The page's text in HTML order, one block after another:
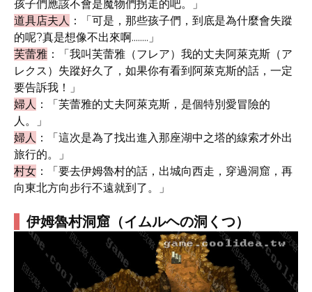
孩子們應該不會是魔物們拐走的吧。」
道具店夫人 ：「可是，那些孩子們，到底是為什麼會失蹤
的呢?真是想像不出來啊........」
芙蕾雅 ：「我叫芙蕾雅（フレア）我的丈夫阿萊克斯（ア
レクス）失蹤好久了，如果你有看到阿萊克斯的話，一定
要告訴我！」
婦人 ：「芙蕾雅的丈夫阿萊克斯，是個特別愛冒險的
人。」
婦人 ：「這次是為了找出進入那座湖中之塔的線索才外出
旅行的。」
村女 ：「要去伊姆魯村的話，出城向西走，穿過洞窟，再
向東北方向步行不遠就到了。」
伊姆魯村洞窟（イムルヘの洞くつ）